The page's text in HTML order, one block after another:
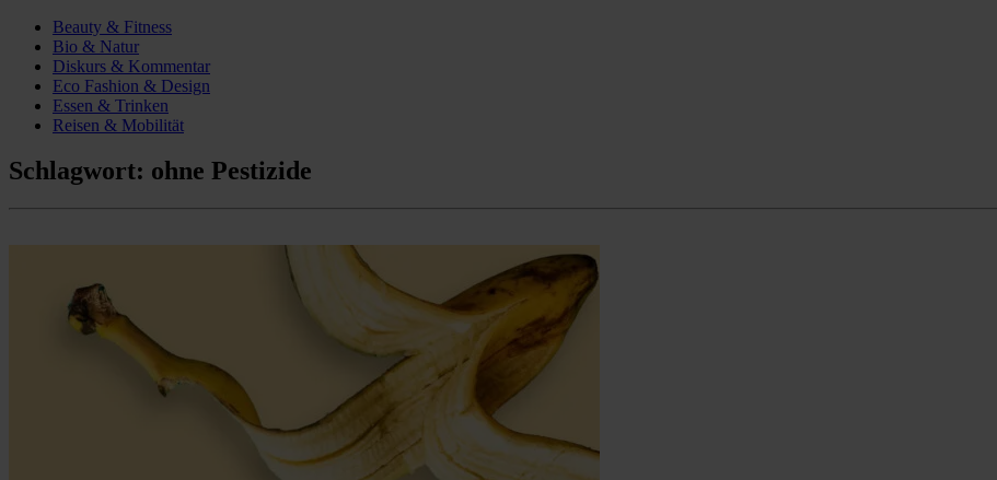
Beauty & Fitness
Bio & Natur
Diskurs & Kommentar
Eco Fashion & Design
Essen & Trinken
Reisen & Mobilität
Schlagwort: ohne Pestizide